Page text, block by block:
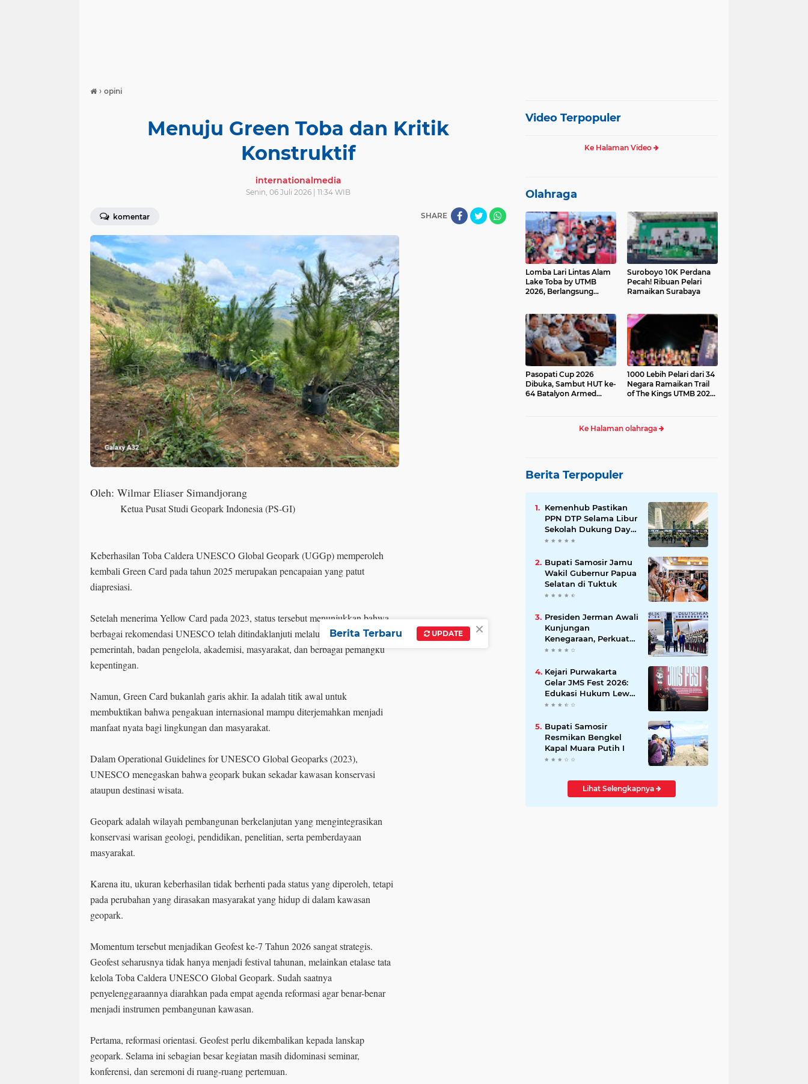
› opini
Menuju Green Toba dan Kritik
Konstruktif
internationalmedia
Senin, 06 Juli 2026 | 11:34 WIB
komentar SHARE
Oleh: Wilmar Eliaser Simandjorang
Ketua Pusat Studi Geopark Indonesia (PS-GI)
Keberhasilan Toba Caldera UNESCO Global Geopark (UGGp) memperoleh
kembali Green Card pada tahun 2025 merupakan pencapaian yang patut
diapresiasi.
Setelah menerima Yellow Card pada 2023, status tersebut menunjukkan bahwa
berbagai rekomendasi UNESCO telah ditindaklanjuti melalui kolaborasi
pemerintah, badan pengelola, akademisi, masyarakat, dan berbagai pemangku
kepentingan.
Namun, Green Card bukanlah garis akhir. Ia adalah titik awal untuk
membuktikan bahwa pengakuan internasional mampu diterjemahkan menjadi
manfaat nyata bagi lingkungan dan masyarakat.
Dalam Operational Guidelines for UNESCO Global Geoparks (2023),
UNESCO menegaskan bahwa geopark bukan sekadar kawasan konservasi
ataupun destinasi wisata.
Geopark adalah wilayah pembangunan berkelanjutan yang mengintegrasikan
konservasi warisan geologi, pendidikan, penelitian, serta pemberdayaan
masyarakat.
Karena itu, ukuran keberhasilan tidak berhenti pada status yang diperoleh, tetapi
pada perubahan yang dirasakan masyarakat yang hidup di dalam kawasan
geopark.
Momentum tersebut menjadikan Geofest ke-7 Tahun 2026 sangat strategis.
Geofest seharusnya tidak hanya menjadi festival tahunan, melainkan etalase tata
kelola Toba Caldera UNESCO Global Geopark. Sudah saatnya
penyelenggaraannya diarahkan pada empat agenda reformasi agar benar-benar
menjadi instrumen pembangunan kawasan.
Pertama, reformasi orientasi. Geofest perlu dikembalikan kepada lanskap
geopark. Selama ini sebagian besar kegiatan masih didominasi seminar,
konferensi, dan seremoni di ruang-ruang pertemuan.
Video Terpopuler
Ke Halaman Video
Olahraga
Lomba Lari Lintas Alam
Lake Toba by UTMB
2026, Berlangsung
Suroboyo 10K Perdana
Pecah! Ribuan Pelari
Ramaikan Surabaya
Pasopati Cup 2026
Dibuka, Sambut HUT ke-
64 Batalyon Armed
1000 Lebih Pelari dari 34
Negara Ramaikan Trail
of The Kings UTMB 2026
Ke Halaman olahraga
Berita Terpopuler
Kemenhub Pastikan
PPN DTP Selama Libur
Sekolah Dukung Daya
Beli Masyarakat
Bupati Samosir Jamu
Wakil Gubernur Papua
Selatan di Tuktuk
Presiden Jerman Awali
Kunjungan
Kenegaraan, Perkuat
Kemitraan Strategis
Kejari Purwakarta
Gelar JMS Fest 2026:
Edukasi Hukum Lewat
Kreativitas Pelajar
Bupati Samosir
Resmikan Bengkel
Kapal Muara Putih I
Lihat Selengkapnya
×
Berita Terbaru UPDATE